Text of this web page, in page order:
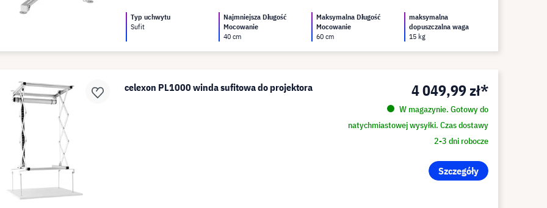
Typ uchwytu
Sufit
Najmniejsza Długość
Mocowanie
40 cm
Maksymalna Długość
Mocowanie
60 cm
maksymalna
dopuszczalna waga
15 kg
celexon PL1000 winda sufitowa do projektora 4 049,99 zł*
W magazynie. Gotowy do
natychmiastowej wysyłki. Czas dostawy
2-3 dni robocze
Szczegóły